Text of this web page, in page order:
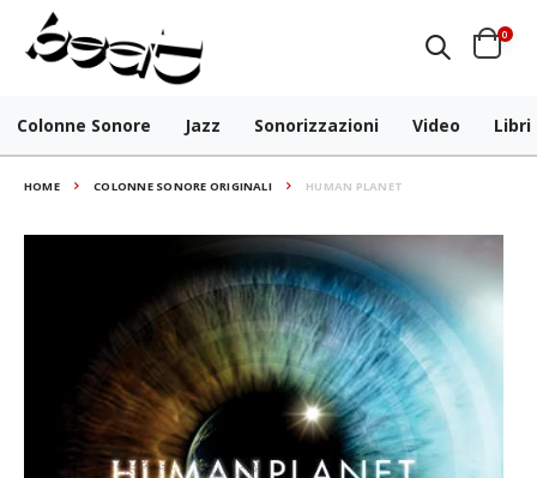
0
Colonne Sonore Jazz Sonorizzazioni Video Libri
HOME COLONNE SONORE ORIGINALI HUMAN PLANET